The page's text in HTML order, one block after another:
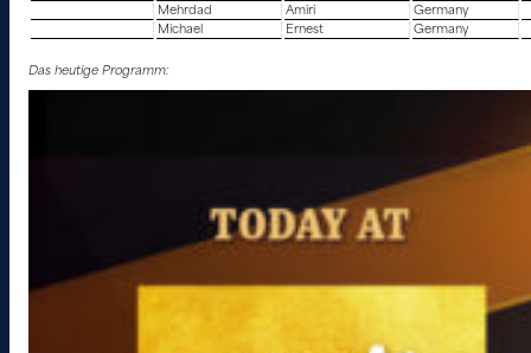
Mehrdad
Amiri
Germany
Michael
Ernest Germany
Das heutige Programm: